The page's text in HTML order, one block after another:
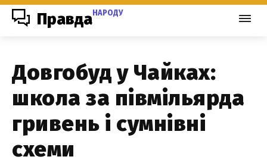
ПравдаНАРОДУ
Довгобуд у Чайках:
школа за півмільярда
гривень і сумнівні
схеми